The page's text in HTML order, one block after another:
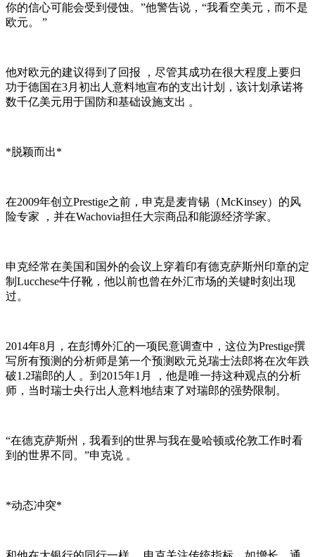
你的信心可能会受到侵蚀。”他警告说，“我看空美元，而不是
欧元。 ”
他对欧元的建议得到了回报 ，尽管其成功在很大程度上要归
功于德国在3月初出人意料地宣布的支出计划，该计划承诺将
数千亿美元用于国防和基础设施支出 。
*脱颖而出*
在2009年创立Prestige之前，申克是麦肯锡（McKinsey）的风
险专家 ，并在Wachovia担任大宗商品和能源经济学家。
申克经常在美国和国外的会议上穿着印有德克萨斯州印章的定
制Lucchese牛仔靴 ，他以前也曾在外汇市场的关键时刻出现
过。
2014年8月，在彭博外汇的一项民意调查中，这位为Prestige撰
写所有预测的分析师是第一个预测欧元兑瑞士法郎将在次年跌
破1.2瑞郎的人 。到2015年1月 ，他是唯一持这种观点的分析
师，当时瑞士央行出人意料地结束了对瑞郎的强势限制。
“在德克萨斯州，我看到的世界与我在曼哈顿或伦敦工作时看
到的世界不同。 ”申克说 。
*动态冲突*